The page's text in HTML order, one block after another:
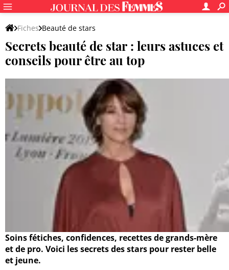
Fiches Beauté de stars
Secrets beauté de star : leurs astuces et
conseils pour être au top
Soins fétiches, confidences, recettes de grands-mère
et de pro. Voici les secrets des stars pour rester belle
et jeune.